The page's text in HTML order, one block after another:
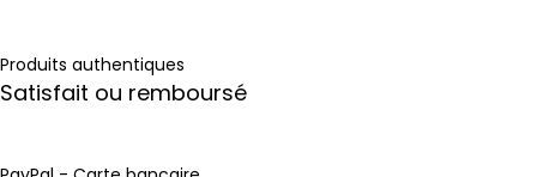
Produits authentiques
Satisfait ou remboursé